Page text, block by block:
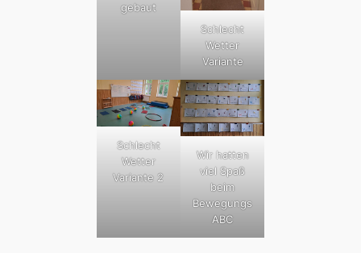
gebaut
Schlecht
Wetter
Variante
Schlecht
Wetter
Variante 2
Wir hatten
viel Spaß
beim
Bewegungs
ABC